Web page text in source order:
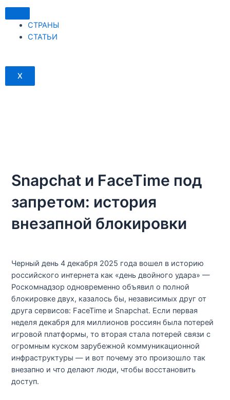
Перейти
содержимому
СТРАНЫ
СТАТЬИ
X
Snapchat и FaceTime под
запретом: история
внезапной блокировки
Черный день 4 декабря 2025 года вошел в историю
российского интернета как «день двойного удара» —
Роскомнадзор одновременно объявил о полной
блокировке двух, казалось бы, независимых друг от
друга сервисов: FaceTime и Snapchat. Если первая
неделя декабря для миллионов россиян была потерей
игровой платформы, то вторая стала потерей связи с
огромным куском зарубежной коммуникационной
инфраструктуры — и вот почему это произошло так
внезапно и что делают люди, чтобы восстановить
доступ.​